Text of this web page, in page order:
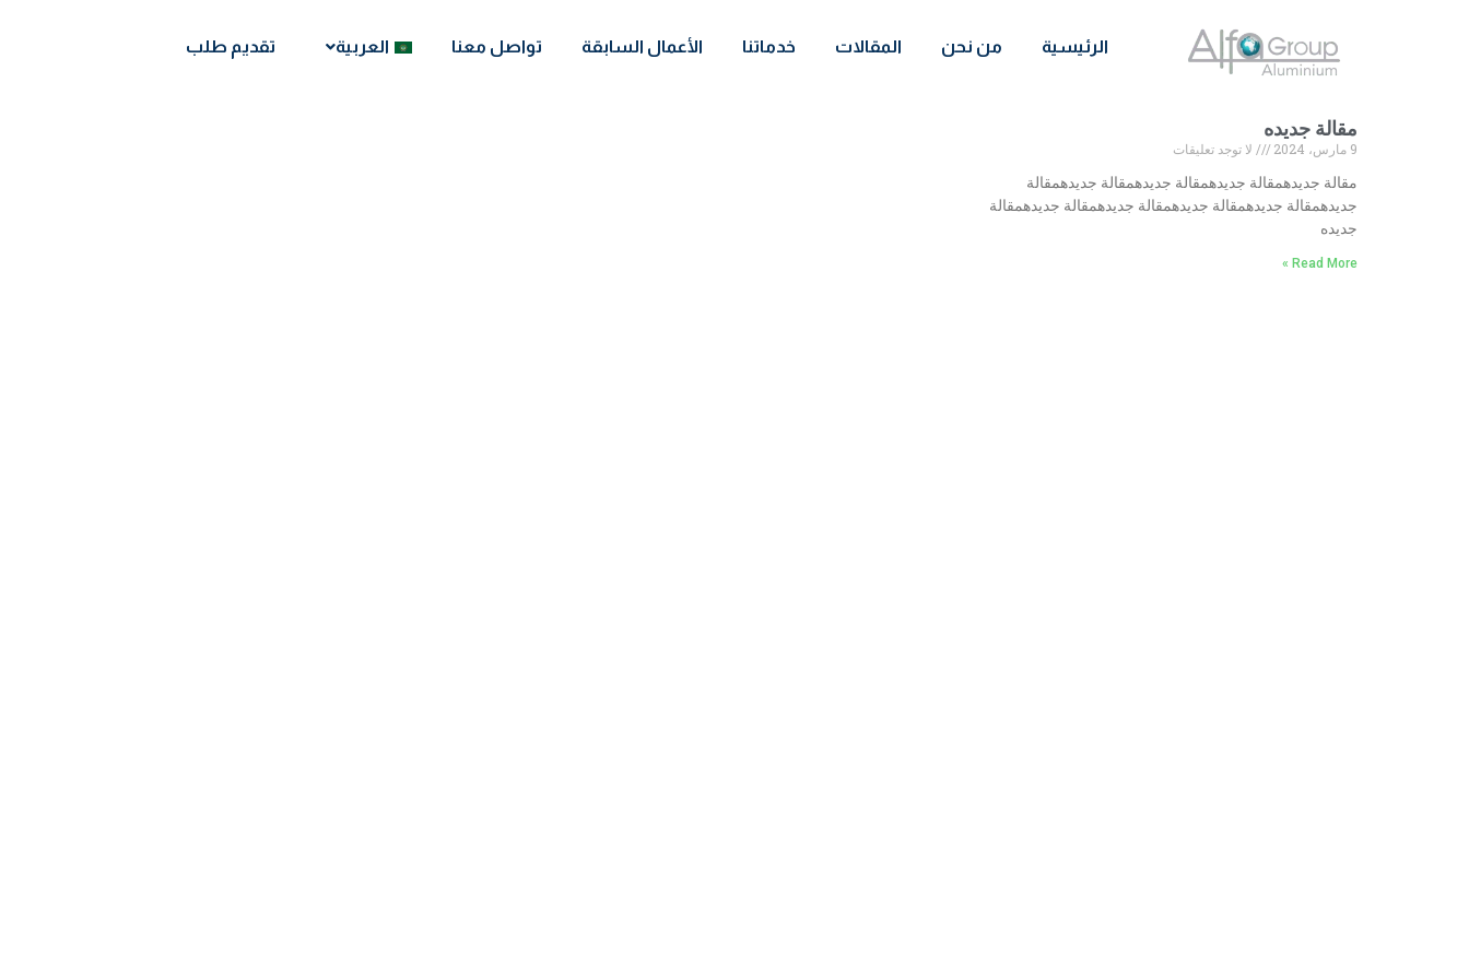
الرئيسية من نحن المقالات خدماتنا الأعمال السابقة تواصل معنا العربية تقديم طلب
مقالة جديده
9 مارس، 2024
لا توجد تعليقات
مقالة جديدهمقالة جديدهمقالة جديدهمقالة جديدهمقالة
جديدهمقالة جديدهمقالة جديدهمقالة جديدهمقالة جديدهمقالة
جديده
Read More »